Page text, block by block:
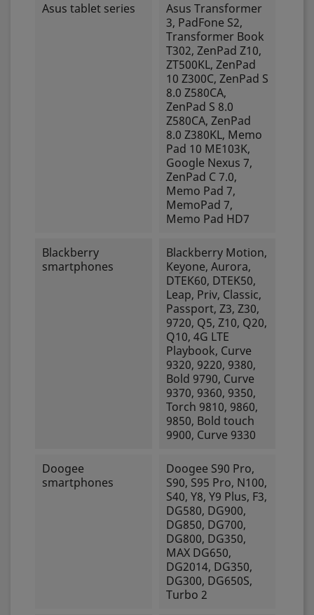
Asus tablet series
Asus Transformer
3, PadFone S2,
Transformer Book
T302, ZenPad Z10,
ZT500KL, ZenPad
10 Z300C, ZenPad S
8.0 Z580CA,
ZenPad S 8.0
Z580CA, ZenPad
8.0 Z380KL, Memo
Pad 10 ME103K,
Google Nexus 7,
ZenPad C 7.0,
Memo Pad 7,
MemoPad 7,
Memo Pad HD7
Blackberry
smartphones
Blackberry Motion,
Keyone, Aurora,
DTEK60, DTEK50,
Leap, Priv, Classic,
Passport, Z3, Z30,
9720, Q5, Z10, Q20,
Q10, 4G LTE
Playbook, Curve
9320, 9220, 9380,
Bold 9790, Curve
9370, 9360, 9350,
Torch 9810, 9860,
9850, Bold touch
9900, Curve 9330
Doogee
smartphones
Doogee S90 Pro,
S90, S95 Pro, N100,
S40, Y8, Y9 Plus, F3,
DG580, DG900,
DG850, DG700,
DG800, DG350,
MAX DG650,
DG2014, DG350,
DG300, DG650S,
Turbo 2